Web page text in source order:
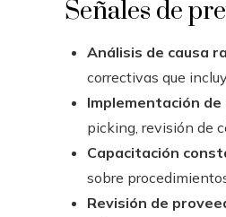
Señales de
Análisis de causa
correctivas que
Implementación
picking, revisión de
Capacitación
sobre
Revisión de